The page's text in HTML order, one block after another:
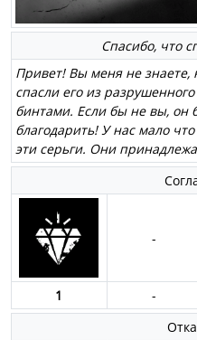
Спасибо, что
Привет! Вы меня не знаете,
спасли его из
бинтами. Если бы не вы, он
благодарить! У нас мало
эти серьги. Они
-
1 -